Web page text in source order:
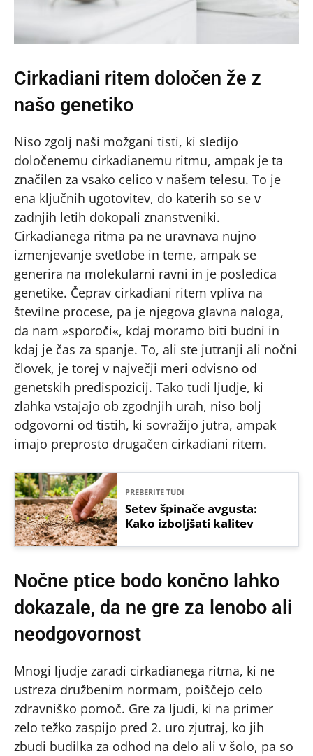
Cirkadiani ritem določen že z
našo genetiko
Niso zgolj naši možgani tisti, ki sledijo
določenemu cirkadianemu ritmu, ampak je ta
značilen za vsako celico v našem telesu. To je
ena ključnih ugotovitev, do katerih so se v
zadnjih letih dokopali znanstveniki.
Cirkadianega ritma pa ne uravnava nujno
izmenjevanje svetlobe in teme, ampak se
generira na molekularni ravni in je posledica
genetike. Čeprav cirkadiani ritem vpliva na
številne procese, pa je njegova glavna naloga,
da nam »sporoči«, kdaj moramo biti budni in
kdaj je čas za spanje. To, ali ste jutranji ali nočni
človek, je torej v največji meri odvisno od
genetskih predispozicij. Tako tudi ljudje, ki
zlahka vstajajo ob zgodnjih urah, niso bolj
odgovorni od tistih, ki sovražijo jutra, ampak
imajo preprosto drugačen cirkadiani ritem.
PREBERITE TUDI
Setev špinače avgusta:
Kako izboljšati kalitev
Nočne ptice bodo končno lahko
dokazale, da ne gre za lenobo ali
neodgovornost
Mnogi ljudje zaradi cirkadianega ritma, ki ne
ustreza družbenim normam, poiščejo celo
zdravniško pomoč. Gre za ljudi, ki na primer
zelo težko zaspijo pred 2. uro zjutraj, ko jih
zbudi budilka za odhod na delo ali v šolo, pa so